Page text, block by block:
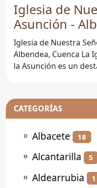
Iglesia de
Asunción -
Iglesia de Nuestra
Albendea, Cuenca La Iglesia de Nuestra Señora de
la Asunción es un
CATEGORÍAS
⚬ Albacete 18
⚬ Alcantarilla 5
⚬ Aldearrubia 1